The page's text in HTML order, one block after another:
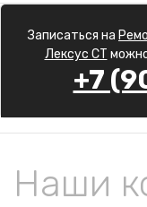
Записаться на
Лексус CT
+7
Наши